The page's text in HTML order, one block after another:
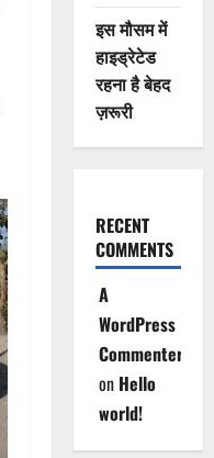
इस मौसम में
हाइड्रेटेड
रहना है बेहद
ज़रूरी
RECENT
COMMENTS
A
WordPress
Commenter
on Hello
world!